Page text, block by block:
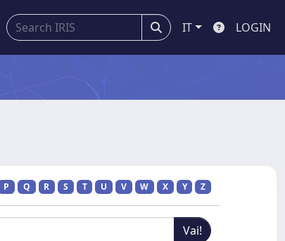
IT LOGIN
P Q R S T U V W X Y Z